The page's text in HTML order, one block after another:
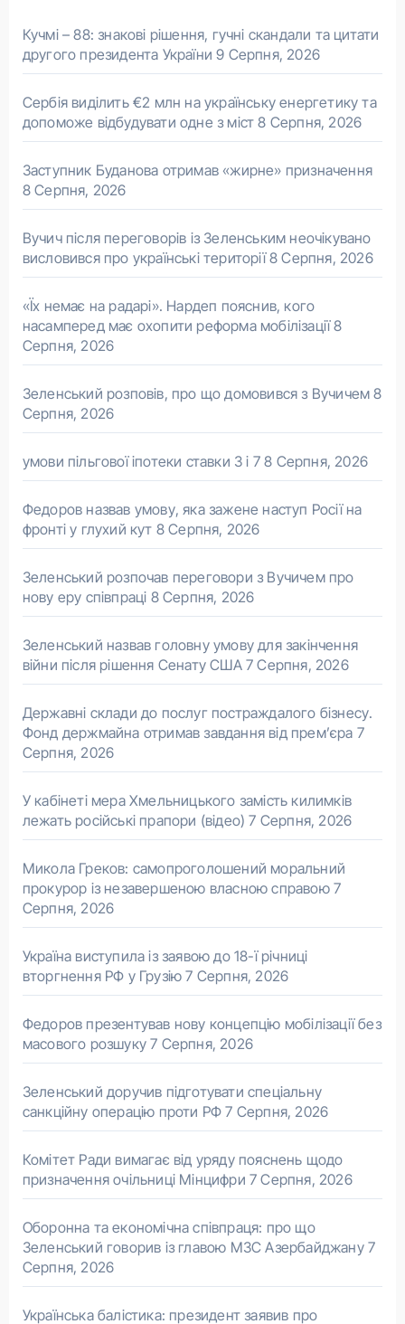
Кучмі – 88: знакові рішення, гучні скандали та цитати
другого президента України 9 Серпня, 2026
Сербія виділить €2 млн на українську енергетику та
допоможе відбудувати одне з міст 8 Серпня, 2026
Заступник Буданова отримав «жирне» призначення
8 Серпня, 2026
Вучич після переговорів із Зеленським неочікувано
висловився про українські території 8 Серпня, 2026
«Їх немає на радарі». Нардеп пояснив, кого
насамперед має охопити реформа мобілізації 8
Серпня, 2026
Зеленський розповів, про що домовився з Вучичем 8
Серпня, 2026
умови пільгової іпотеки ставки 3 і 7 8 Серпня, 2026
Федоров назвав умову, яка зажене наступ Росії на
фронті у глухий кут 8 Серпня, 2026
Зеленський розпочав переговори з Вучичем про
нову еру співпраці 8 Серпня, 2026
Зеленський назвав головну умову для закінчення
війни після рішення Сенату США 7 Серпня, 2026
Державні склади до послуг постраждалого бізнесу.
Фонд держмайна отримав завдання від прем’єра 7
Серпня, 2026
У кабінеті мера Хмельницького замість килимків
лежать російські прапори (відео) 7 Серпня, 2026
Микола Греков: самопроголошений моральний
прокурор із незавершеною власною справою 7
Серпня, 2026
Україна виступила із заявою до 18-ї річниці
вторгнення РФ у Грузію 7 Серпня, 2026
Федоров презентував нову концепцію мобілізації без
масового розшуку 7 Серпня, 2026
Зеленський доручив підготувати спеціальну
санкційну операцію проти РФ 7 Серпня, 2026
Комітет Ради вимагає від уряду пояснень щодо
призначення очільниці Мінцифри 7 Серпня, 2026
Оборонна та економічна співпраця: про що
Зеленський говорив із главою МЗС Азербайджану 7
Серпня, 2026
Українська балістика: президент заявив про